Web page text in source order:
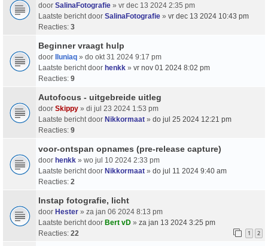
door SalinaFotografie » vr dec 13 2024 2:35 pm
Laatste bericht door SalinaFotografie » vr dec 13 2024 10:43 pm
Reacties: 3
Beginner vraagt hulp
door Iluniaq » do okt 31 2024 9:17 pm
Laatste bericht door henkk » vr nov 01 2024 8:02 pm
Reacties: 9
Autofocus - uitgebreide uitleg
door Skippy » di jul 23 2024 1:53 pm
Laatste bericht door Nikkormaat » do jul 25 2024 12:21 pm
Reacties: 9
voor-ontspan opnames (pre-release capture)
door henkk » wo jul 10 2024 2:33 pm
Laatste bericht door Nikkormaat » do jul 11 2024 9:40 am
Reacties: 2
Instap fotografie, licht
door Hester » za jan 06 2024 8:13 pm
Laatste bericht door Bert vD » za jan 13 2024 3:25 pm
Reacties: 22 1 2